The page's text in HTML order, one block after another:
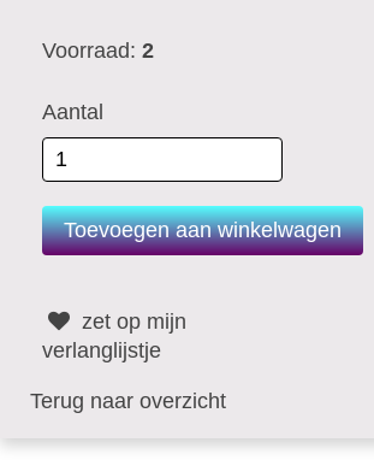
Voorraad: 2
Aantal
zet op mijn
verlanglijstje
Terug naar overzicht